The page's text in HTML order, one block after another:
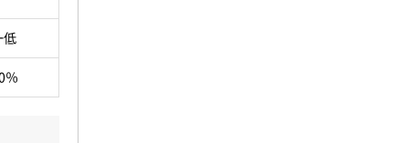
低
％